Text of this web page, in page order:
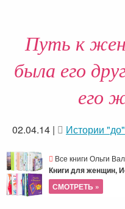
Путь к
была его
его
02.04.14 | Истории
Все книги Ольги
Книги для женщин,
СМОТРЕТЬ »